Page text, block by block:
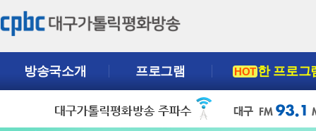
방송국소개 프로그램 HOT한 프로그